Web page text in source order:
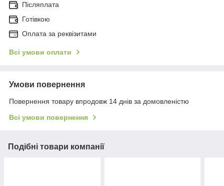
Післяплата
Готівкою
Оплата за реквізитами
Всі умови оплати
Умови повернення
Повернення товару впродовж 14 днів за домовленістю
Всі умови повернення
Подібні товари компанії